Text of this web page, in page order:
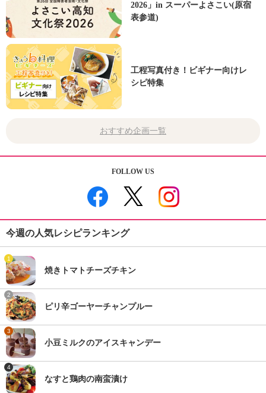
2026」in スーパーよさこい(原宿
表参道)
工程写真付き！ビギナー向けレ
シピ特集
おすすめ企画一覧
FOLLOW US
今週の人気レシピランキング
1
焼きトマトチーズチキン
2
ピリ辛ゴーヤーチャンプルー
3
小豆ミルクのアイスキャンデー
4
なすと鶏肉の南蛮漬け